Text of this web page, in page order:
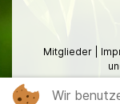
Mitglieder
Wir